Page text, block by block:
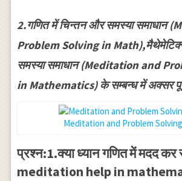
2.गणित में चिन्तन और समस्या समाधान
Problem Solving in
समस्या समाधान (Meditation and
in Mathematics) के सम्बन्ध में अक्सर
Meditation and Problem
प्रश्न:1.क्या ध्यान गणित में मदद
meditation help in